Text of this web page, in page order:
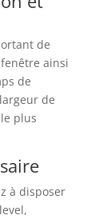
de
ainsi
de
de
plus
à disposer